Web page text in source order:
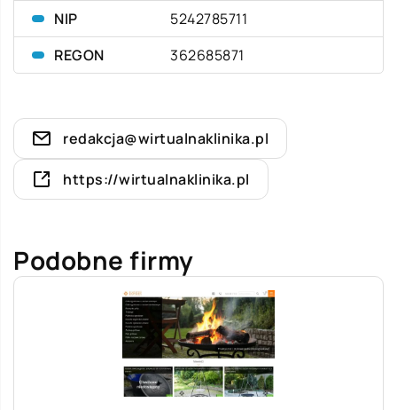
NIP
5242785711
REGON
362685871
redakcja@wirtualnaklinika.pl
https://wirtualnaklinika.pl
Podobne firmy